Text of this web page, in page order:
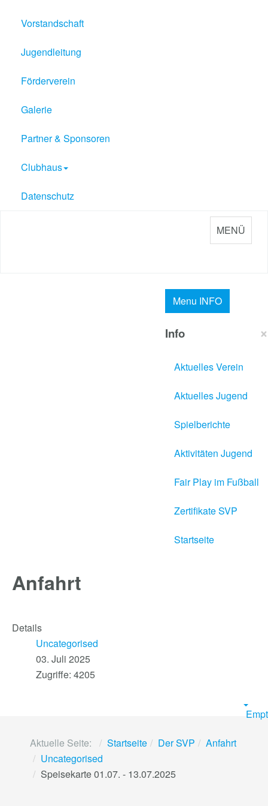
Vorstandschaft
Jugendleitung
Förderverein
Galerie
Partner & Sponsoren
Clubhaus
Datenschutz
MENÜ
Menu INFO
×
Info
Aktuelles Verein
Aktuelles Jugend
Spielberichte
Aktivitäten Jugend
Fair Play im Fußball
Zertifikate SVP
Startseite
Anfahrt
Details
Uncategorised
03. Juli 2025
Zugriffe: 4205
Aktuelle Seite: Startseite Der SVP
Anfahrt
Uncategorised
Speisekarte 01.07. - 13.07.2025